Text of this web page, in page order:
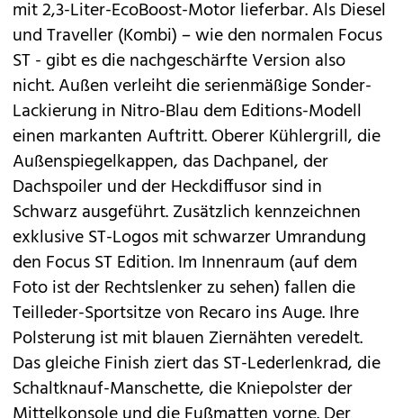
mit 2,3-Liter-EcoBoost-Motor lieferbar. Als Diesel
undTraveller(Kombi) – wie den normalen Focus
ST - gibt es die nachgeschärfte Version also
nicht. Außen verleiht die serienmäßige Sonder-
Lackierung in Nitro-Blau dem Editions-Modell
einen markanten Auftritt. Oberer Kühlergrill, die
Außenspiegelkappen, das Dachpanel, der
Dachspoiler und der Heckdiffusor sind in
Schwarz ausgeführt. Zusätzlich kennzeichnen
exklusive ST-Logos mit schwarzer Umrandung
den Focus ST Edition. Im Innenraum (auf dem
Foto ist der Rechtslenker zu sehen) fallen die
Teilleder-Sportsitze von Recaro ins Auge. Ihre
Polsterung ist mit blauen Ziernähten veredelt.
Das gleiche Finish ziert das ST-Lederlenkrad, die
Schaltknauf-Manschette, die Kniepolster der